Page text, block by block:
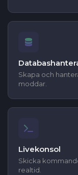
Skapa och
moddar.
Livekonsol
Skicka
realtid.